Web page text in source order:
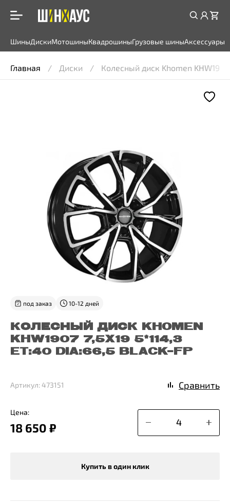
ШиныДискиМотошиныКвадрошиныГрузовые шиныАксессуары
Главная Диски Колесный диск Khomen
КОЛЕСНЫЙ ДИСК KHOMEN
KHW1907 7,5X19 5*114,3
ET:40 DIA:66,5 BLACK-FP
под заказ 10-12 дней
Цена:
18 650 ₽
Купить в один клик
Артикул: 473151 Сравнить